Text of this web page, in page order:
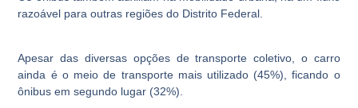
razoável para outras regiões do Distrito Federal.
Apesar das diversas opções de transporte coletivo, o carro
ainda é o meio de transporte mais utilizado (45%), ficando o
ônibus em segundo lugar (32%).